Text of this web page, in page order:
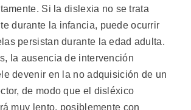
Si la dislexia no se trata
durante la infancia, puede ocurrir
persistan durante la edad adulta.
la ausencia de intervención
devenir en la no adquisición de un
de modo que el disléxico
muy lento, posiblemente con